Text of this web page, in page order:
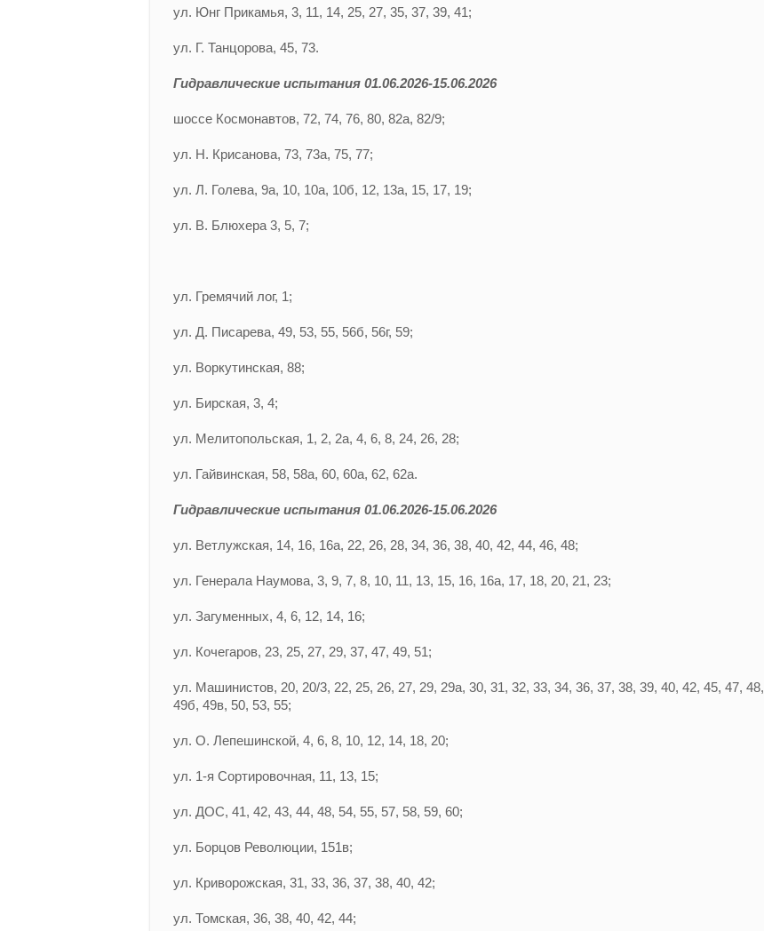
ул. Юнг Прикамья, 3, 11, 14, 25, 27, 35, 37, 39, 41;
ул. Г. Танцорова, 45, 73.
Гидравлические испытания 01.06.2026-15.06.2026
шоссе Космонавтов, 72, 74, 76, 80, 82а, 82/9;
ул. Н. Крисанова, 73, 73а, 75, 77;
ул. Л. Голева, 9а, 10, 10а, 10б, 12, 13а, 15, 17, 19;
ул. В. Блюхера 3, 5, 7;
ул. Гремячий лог, 1;
ул. Д. Писарева, 49, 53, 55, 56б, 56г, 59;
ул. Воркутинская, 88;
ул. Бирская, 3, 4;
ул. Мелитопольская, 1, 2, 2а, 4, 6, 8, 24, 26, 28;
ул. Гайвинская, 58, 58а, 60, 60а, 62, 62а.
Гидравлические испытания 01.06.2026-15.06.2026
ул. Ветлужская, 14, 16, 16а, 22, 26, 28, 34, 36, 38, 40, 42, 44, 46, 48;
ул. Генерала Наумова, 3, 9, 7, 8, 10, 11, 13, 15, 16, 16а, 17, 18, 20, 21, 23;
ул. Загуменных, 4, 6, 12, 14, 16;
ул. Кочегаров, 23, 25, 27, 29, 37, 47, 49, 51;
ул. Машинистов, 20, 20/3, 22, 25, 26, 27, 29, 29а, 30, 31, 32, 33, 34, 36, 37, 38, 39, 40, 42, 45, 47, 48,
49б, 49в, 50, 53, 55;
ул. О. Лепешинской, 4, 6, 8, 10, 12, 14, 18, 20;
ул. 1-я Сортировочная, 11, 13, 15;
ул. ДОС, 41, 42, 43, 44, 48, 54, 55, 57, 58, 59, 60;
ул. Борцов Революции, 151в;
ул. Криворожская, 31, 33, 36, 37, 38, 40, 42;
ул. Томская, 36, 38, 40, 42, 44;